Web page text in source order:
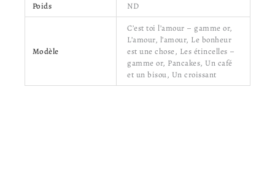
Poids ND
Modèle
C’est toi l’amour – gamme or,
L’amour, l’amour, Le bonheur
est une chose, Les étincelles –
gamme or, Pancakes, Un café
et un bisou, Un croissant